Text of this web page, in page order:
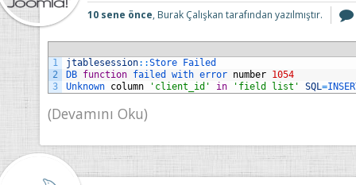
10 sene önce, Burak Çalışkan tarafından yazılmıştır.
1
2
3
jtablesession::Store
Failed
DB function failed with error number 1054
Unknown column 'client_id' in 'field list' SQL=
(Devamını Oku)